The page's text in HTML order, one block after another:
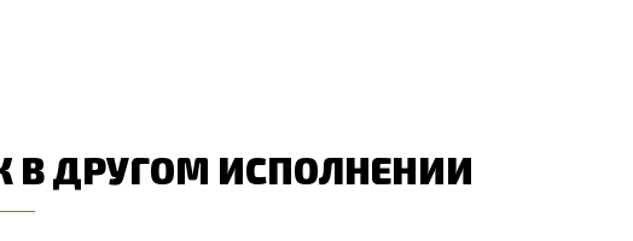
В ДРУГОМ ИСПОЛНЕНИИ